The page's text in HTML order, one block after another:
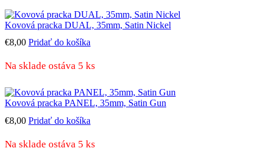
Kovová pracka DUAL, 35mm, Satin Nickel
€8,00 Pridať do košíka
Na sklade ostáva 5 ks
Kovová pracka PANEL, 35mm, Satin Gun
€8,00 Pridať do košíka
Na sklade ostáva 5 ks